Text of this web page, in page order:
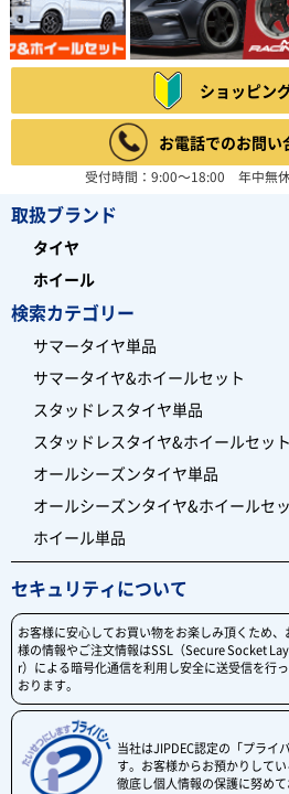
ショッピン
お電話でのお問い
受付時間：9:00～18:00 年中無休
取扱ブランド
タイヤ
ホイール
検索カテゴリー
サマータイヤ単品
サマータイヤ&ホイールセット
スタッドレスタイヤ単品
スタッドレスタイヤ&ホイールセット
オールシーズンタイヤ単品
オールシーズンタイヤ&ホイールセ
ホイール単品
セキュリティについて
お客様に安心してお買い物をお楽しみ頂くため、
様の情報やご注文情報はSSL（Secure Socket
r）による暗号化通信を利用し安全に送受信を行
おります。
当社はJIPDEC認定の「プライ
す。お客様からお預かりして
徹底し個人情報の保護に努めて